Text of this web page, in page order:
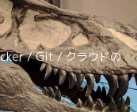
/ Git / クラウドの